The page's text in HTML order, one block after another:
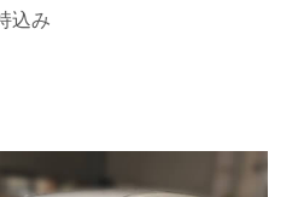
込み